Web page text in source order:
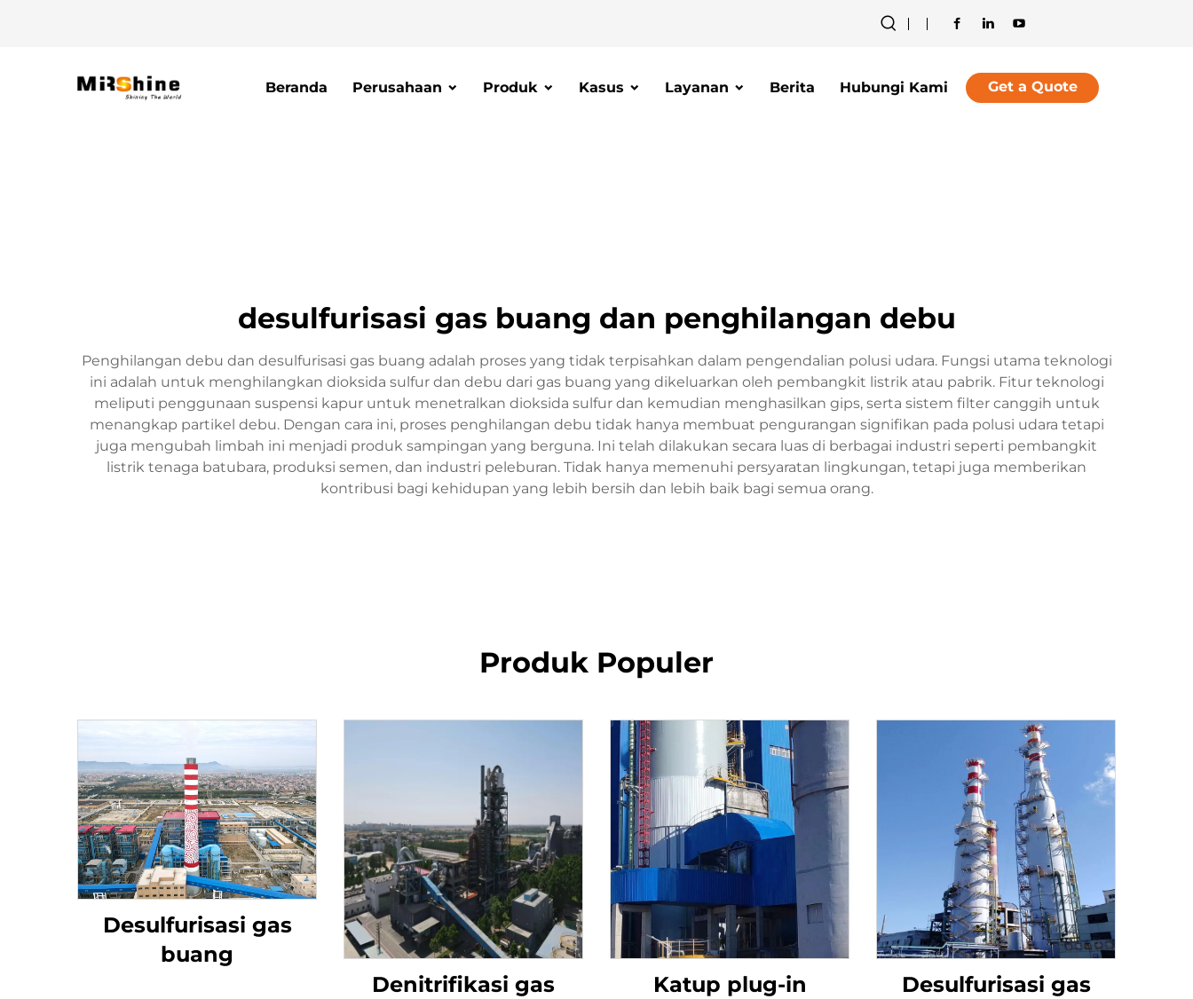
Beranda Perusahaan Produk Kasus Layanan Berita Hubungi Kami Get a Quote
desulfurisasi gas buang dan penghilangan debu
Penghilangan debu dan desulfurisasi gas buang adalah proses yang tidak terpisahkan dalam pengendalian polusi udara. Fungsi utama teknologi
ini adalah untuk menghilangkan dioksida sulfur dan debu dari gas buang yang dikeluarkan oleh pembangkit listrik atau pabrik. Fitur teknologi
meliputi penggunaan suspensi kapur untuk menetralkan dioksida sulfur dan kemudian menghasilkan gips, serta sistem filter canggih untuk
menangkap partikel debu. Dengan cara ini, proses penghilangan debu tidak hanya membuat pengurangan signifikan pada polusi udara tetapi
juga mengubah limbah ini menjadi produk sampingan yang berguna. Ini telah dilakukan secara luas di berbagai industri seperti pembangkit
listrik tenaga batubara, produksi semen, dan industri peleburan. Tidak hanya memenuhi persyaratan lingkungan, tetapi juga memberikan
kontribusi bagi kehidupan yang lebih bersih dan lebih baik bagi semua orang.
Produk Populer
Desulfurisasi gas
buang
Denitrifikasi gas
Katup plug-in
Desulfurisasi gas